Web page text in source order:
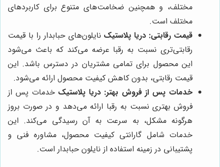
مختلف، و همچنین ضخامت‌های متنوع برای کاربردهای
مختلف است.
قیمت رقابتی: دریا پلاستیک نایلون‌های حبابدار را با قیمت
رقابتی‌تری نسبت به رقبا عرضه می‌کند که باعث می‌شود
این محصول برای تمامی مشتریان در دسترس باشد. این
قیمت رقابتی، بدون کاهش کیفیت محصول ارائه می‌شود.
خدمات پس از فروش بهتر: دریا پلاستیک خدمات پس از
فروش بهتری نسبت به رقبا ارائه می‌دهد و در صورت بروز
هرگونه مشکل، به سرعت به آن رسیدگی می‌کند. این
خدمات شامل گارانتی کیفیت محصول، مشاوره فنی و
پشتیبانی در زمینه استفاده از نایلون حبابدار است.